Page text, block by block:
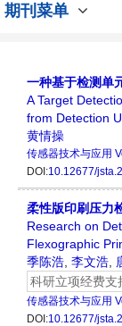
期刊菜单
一种基于检测单
A Target
from Detection
黄情操
传感器技术与应用
DOI:10.12677/
柔性版印刷压力
Research on
Flexographic
季陈浩 李文浩
科研立项经费支
传感器技术与应用
DOI:10.12677/